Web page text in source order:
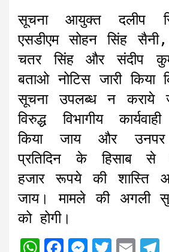
सूचना आयुक्त दलीप
एसडीएम सोहन सिंह सैनी,
चतर सिंह और संदीप
बताओ नोटिस जारी किया
सूचना उपलब्ध न कराये
विरुद्ध विभागीय
किया जाय और
प्रतिदिन के हिसाब
हजार रूपये की शास्ति
जाय। मामले की अगली
को होगी।